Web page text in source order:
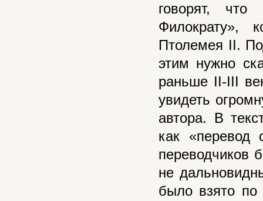
говорят,
Филократу»,
Птолемея II.
этим нужно
раньше II-III
увидеть
автора. В
как «перевод
переводчиков
не
было взято по